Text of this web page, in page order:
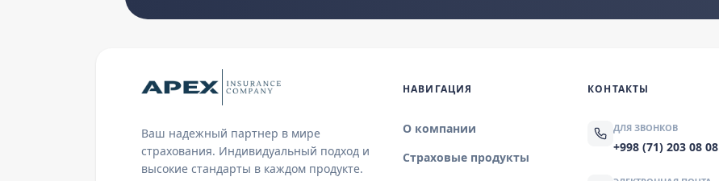
Ваш надежный партнер в мире
страхования. Индивидуальный подход и
высокие стандарты в каждом продукте.
НАВИГАЦИЯ
О компании
Страховые продукты
КОНТАКТЫ
ДЛЯ ЗВОНКОВ
+998 (71) 203 08 08